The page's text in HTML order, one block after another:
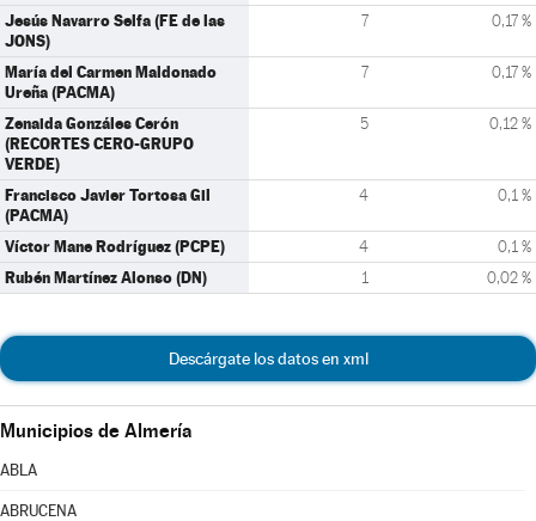
Jesús Navarro Selfa (FE de las
JONS)
7 0,17 %
María del Carmen Maldonado
Ureña (PACMA)
7 0,17 %
Zenaida Gonzáles Cerón
(RECORTES CERO-GRUPO
VERDE)
5 0,12 %
Francisco Javier Tortosa Gil
(PACMA)
4 0,1 %
Víctor Mane Rodríguez (PCPE) 4 0,1 %
Rubén Martínez Alonso (DN) 1 0,02 %
Descárgate los datos en xml
Municipios de Almería
ABLA
ABRUCENA